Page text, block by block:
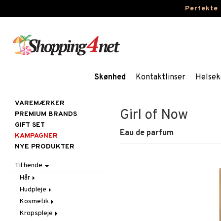
Perfekte
Skønhed Kontaktlinser
Girl of Now
Eau de parfum
VAREMÆRKER
PREMIUM BRANDS
GIFT SET
KAMPAGNER
NYE PRODUKTER
Til hende
Hår
Accessoires
Balsam
Børster / Kæmmer
Hudpleje
Ansigtscremer
Fedtet hud
Ansigtspleje
Kosmetik
Gift Set
Kropspleje